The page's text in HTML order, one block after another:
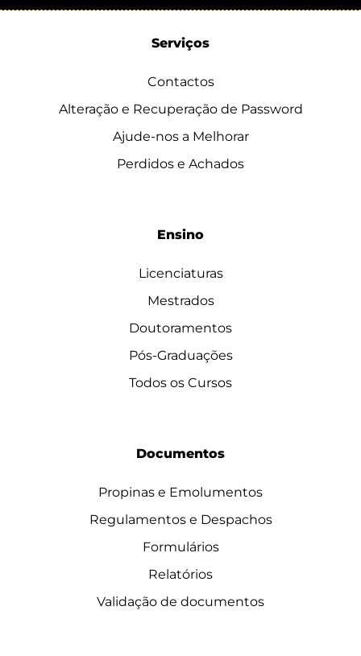
Serviços
Contactos
Alteração e Recuperação de Password
Ajude-nos a Melhorar
Perdidos e Achados
Ensino
Licenciaturas
Mestrados
Doutoramentos
Pós-Graduações
Todos os Cursos
Documentos
Propinas e Emolumentos
Regulamentos e Despachos
Formulários
Relatórios
Validação de documentos